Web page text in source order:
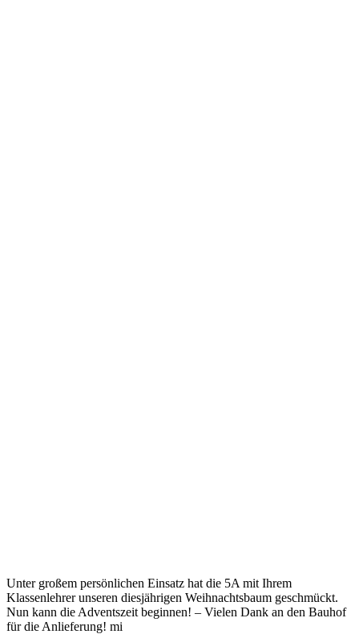
Unter großem persönlichen Einsatz hat die 5A mit Ihrem
Klassenlehrer unseren diesjährigen Weihnachtsbaum geschmückt.
Nun kann die Adventszeit beginnen! – Vielen Dank an den Bauhof
für die Anlieferung! mi